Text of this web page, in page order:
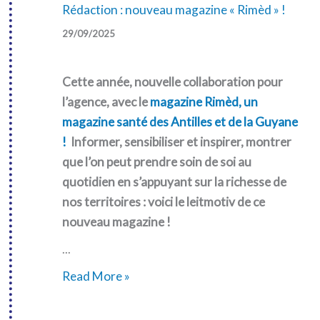
Rédaction : nouveau magazine « Rimèd » !
29/09/2025
Cette année, nouvelle collaboration pour
l’agence, avec lemagazine Rimèd, un
magazine santé des Antilles et de la Guyane
! Informer, sensibiliser et inspirer, montrer
que l’on peut prendre soin de soi au
quotidien en s’appuyant sur la richesse de
nos territoires : voici le leitmotiv de ce
nouveau magazine !
...
Rédaction
Read More »